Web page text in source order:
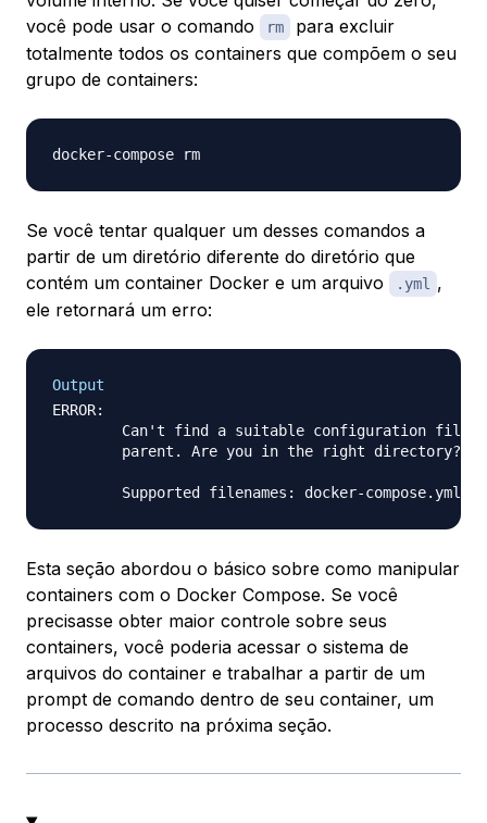
você pode usar o comando
rm
para excluir
totalmente todos os containers que compõem o seu
grupo de containers:
Se você tentar qualquer um desses comandos a
partir de um diretório diferente do diretório que
contém um container Docker e um arquivo
.yml ,
ele retornará um erro:
Output
ERROR:
Can't find a suitable configuration file
        parent. Are you in the right directory?
Esta seção abordou o básico sobre como manipular
containers com o Docker Compose. Se você
precisasse obter maior controle sobre seus
containers, você poderia acessar o sistema de
arquivos do container e trabalhar a partir de um
prompt de comando dentro de seu container, um
processo descrito na próxima seção.